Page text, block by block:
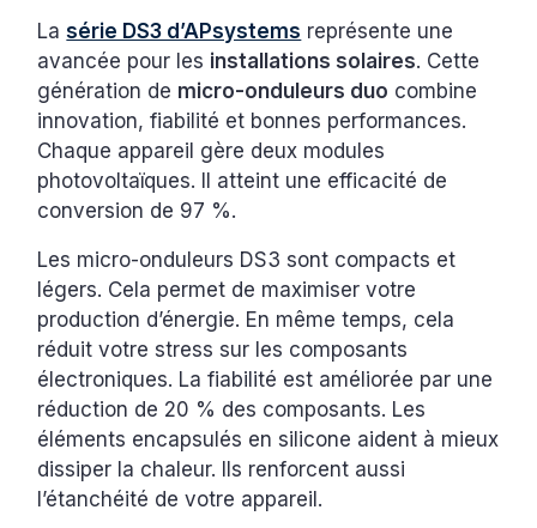
Lasérie DS3 d’APsystems représente une
avancée pour les installations solaires. Cette
génération de micro-onduleurs duo combine
innovation, fiabilité et bonnes performances.
Chaque appareil gère deux modules
photovoltaïques. Il atteint une efficacité de
conversion de 97 %.
Les micro-onduleurs DS3 sont compacts et
légers. Cela permet de maximiser votre
production d’énergie. En même temps, cela
réduit votre stress sur les composants
électroniques. La fiabilité est améliorée par une
réduction de 20 % des composants. Les
éléments encapsulés en silicone aident à mieux
dissiper la chaleur. Ils renforcent aussi
l’étanchéité de votre appareil.